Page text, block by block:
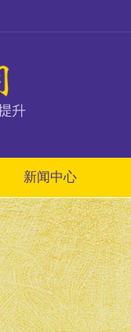
新闻中心